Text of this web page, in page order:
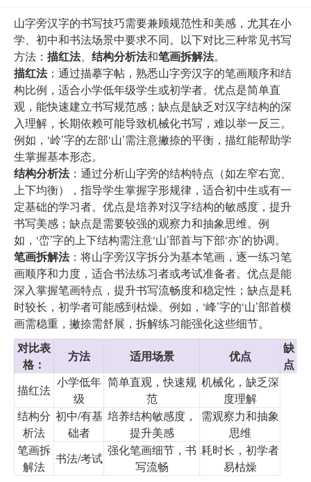
山字旁汉字的书写技巧需要兼顾规范性和美感，尤其在小
学、初中和书法场景中要求不同。以下对比三种常见书写
方法： 描红法、 结构分析法和笔画拆解法。
描红法：通过描摹字帖，熟悉山字旁汉字的笔画顺序和结
构比例，适合小学低年级学生或初学者。优点是简单直
观，能快速建立书写规范感；缺点是缺乏对汉字结构的深
入理解，长期依赖可能导致机械化书写，难以举一反三。
例如，‘岭’字的左部‘山’需注意撇捺的平衡，描红能帮助学
生掌握基本形态。
结构分析法：通过分析山字旁的结构特点（如左窄右宽、
上下均衡），指导学生掌握字形规律，适合初中生或有一
定基础的学习者。优点是培养对汉字结构的敏感度，提升
书写美感；缺点是需要较强的观察力和抽象思维。例
如，‘峦’字的上下结构需注意‘山’部首与下部‘亦’的协调。
笔画拆解法：将山字旁汉字拆分为基本笔画，逐一练习笔
画顺序和力度，适合书法练习者或考试准备者。优点是能
深入掌握笔画特点，提升书写流畅度和稳定性；缺点是耗
时较长，初学者可能感到枯燥。例如，‘峰’字的‘山’部首横
画需稳重，撇捺需舒展，拆解练习能强化这些细节。
对比表
格 ：
方法 适用场景 优点
缺
点
描红法
小学低年
级
简单直观，快速规
范
机械化，缺乏深
度理解
结构分
析法
初中/有基
础者
培养结构敏感度，
提升美感
需观察力和抽象
思维
笔画拆
解法
书法/考试
强化笔画细节，书
写流畅
耗时长，初学者
易枯燥